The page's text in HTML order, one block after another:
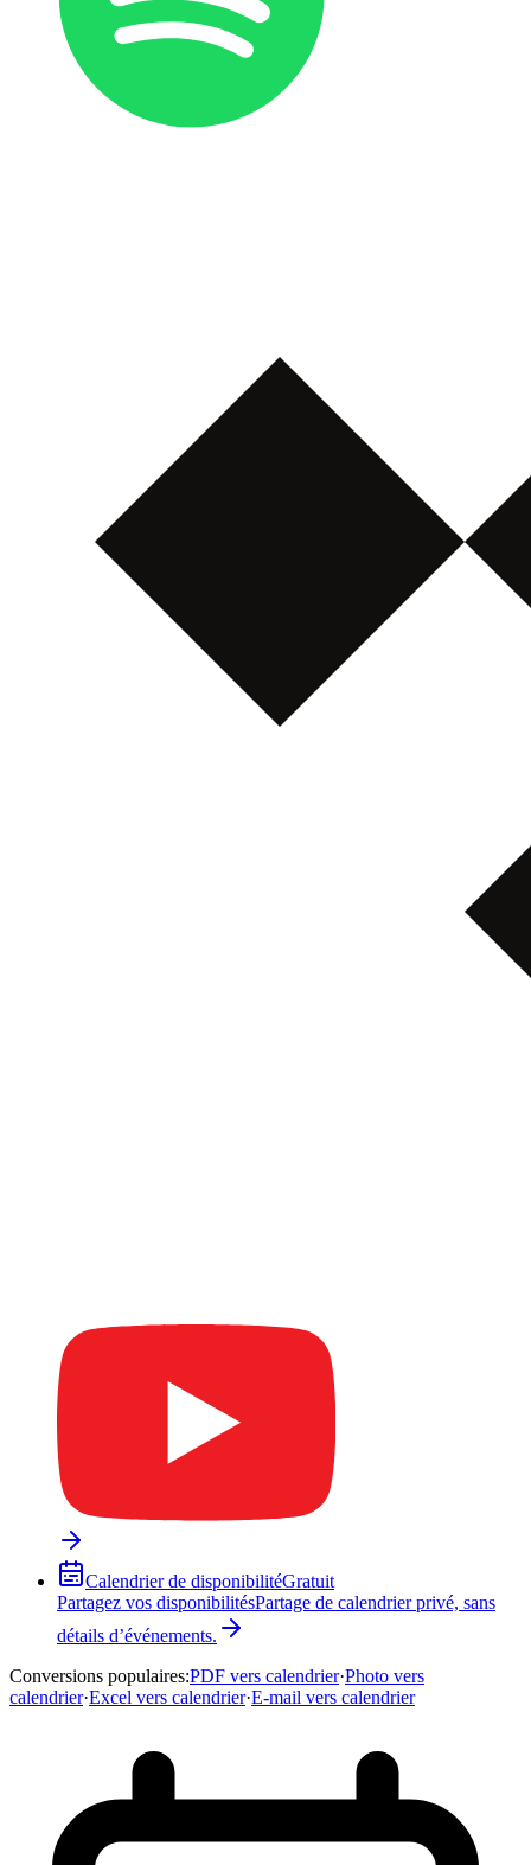
Calendrier de disponibilitéGratuit
Partagez vos disponibilitésPartage de calendrier privé, sans
détails d’événements.
Conversions populaires:PDF vers calendrier·Photo vers
calendrier·Excel vers calendrier·E-mail vers calendrier